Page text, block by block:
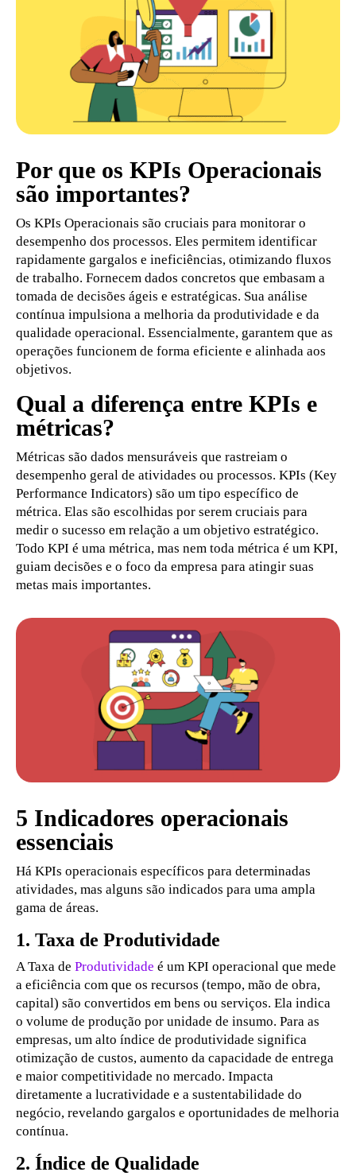
Por que os KPIs Operacionais
são importantes?
Os KPIs Operacionais são cruciais para monitorar o
desempenho dos processos. Eles permitem identificar
rapidamente gargalos e ineficiências, otimizando fluxos
de trabalho. Fornecem dados concretos que embasam a
tomada de decisões ágeis e estratégicas. Sua análise
contínua impulsiona a melhoria da produtividade e da
qualidade operacional. Essencialmente, garantem que as
operações funcionem de forma eficiente e alinhada aos
objetivos.
Qual a diferença entre KPIs e
métricas?
Métricas são dados mensuráveis que rastreiam o
desempenho geral de atividades ou processos. KPIs (Key
Performance Indicators) são um tipo específico de
métrica. Elas são escolhidas por serem cruciais para
medir o sucesso em relação a um objetivo estratégico.
Todo KPI é uma métrica, mas nem toda métrica é um KPI,
guiam decisões e o foco da empresa para atingir suas
metas mais importantes.
5 Indicadores operacionais
essenciais
Há KPIs operacionais específicos para determinadas
atividades, mas alguns são indicados para uma ampla
gama de áreas.
1. Taxa de Produtividade
A Taxa de Produtividade é um KPI operacional que mede
a eficiência com que os recursos (tempo, mão de obra,
capital) são convertidos em bens ou serviços. Ela indica
o volume de produção por unidade de insumo. Para as
empresas, um alto índice de produtividade significa
otimização de custos, aumento da capacidade de entrega
e maior competitividade no mercado. Impacta
diretamente a lucratividade e a sustentabilidade do
negócio, revelando gargalos e oportunidades de melhoria
contínua.
2. Índice de Qualidade